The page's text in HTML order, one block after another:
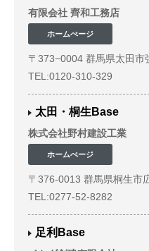
有限会社 齊和工務店
ホームぺージ
〒373−0004 群馬県太田市
TEL:0120-310-329
太田・桐生Base
株式会社野村建設工業
ホームぺージ
〒376-0013 群馬県桐生市
TEL:0277-52-8282
足利Base